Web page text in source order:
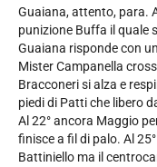
Guaiana, attento, para.
punizione Buffa il quale
Guaiana risponde con
Mister Campanella
Bracconeri si alza e
piedi di Patti che libero
Al 22° ancora Maggio
finisce a fil di palo. Al
Battiniello ma il